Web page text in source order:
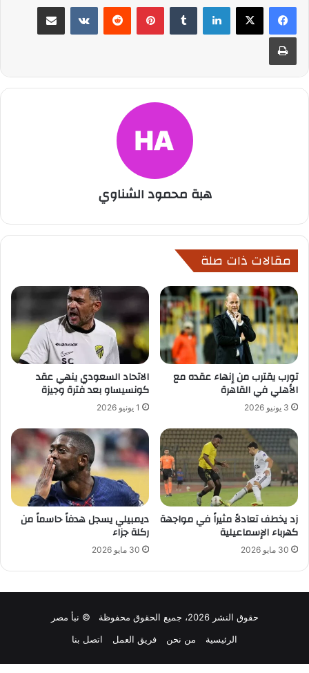
لينكدإن بينتيريست مشاركة عبر البريد
طباعة
هبة محمود الشناوي
مقالات ذات صلة
تورب يقترب من إنهاء عقده مع
الأهلي في القاهرة
3 يونيو 2026
الاتحاد السعودي ينهي عقد
كونسيساو بعد فترة وجيزة
1 يونيو 2026
زد يخطف تعادلاً مثيراً في مواجهة
كهرباء الإسماعيلية
30 مايو 2026
ديمبيلي يسجل هدفاً حاسماً من
ركلة جزاء
30 مايو 2026
حقوق النشر 2026، جميع الحقوق محفوظة © نبأ مصر
الرئيسية
من نحن فريق العمل اتصل بنا